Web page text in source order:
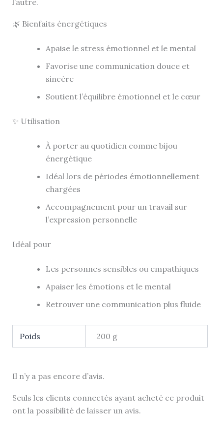
l’autre.
🌿 Bienfaits énergétiques
Apaise le stress émotionnel et le mental
Favorise une communication douce et
sincère
Soutient l’équilibre émotionnel et le cœur
✨ Utilisation
À porter au quotidien comme bijou
énergétique
Idéal lors de périodes émotionnellement
chargées
Accompagnement pour un travail sur
l’expression personnelle
Idéal pour
Les personnes sensibles ou empathiques
Apaiser les émotions et le mental
Retrouver une communication plus fluide
Poids 200 g
Il n’y a pas encore d’avis.
Seuls les clients connectés ayant acheté ce produit
ont la possibilité de laisser un avis.